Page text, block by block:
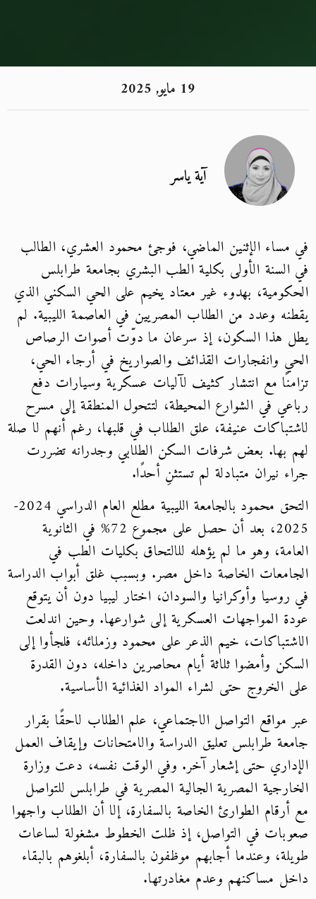
آية ياسر
الإثنين الماضي، فوجئ محمود العشري، الطالب
الأولى بكلية الطب البشري بجامعة طرابلس
بهدوء غير معتاد يخيم على الحي السكني الذي
وعدد من الطلاب المصريين في العاصمة الليبية. لم
هذا السكون، إذ سرعان ما دوّت أصوات الرصاص
وانفجارات القذائف والصواريخ في أرجاء الحي،
مع انتشار كثيف لآليات عسكرية وسيارات دفع
في الشوارع المحيطة، لتتحول المنطقة إلى مسرح
عنيفة، علق الطلاب في قلبها، رغم أنهم لا صلة
بها. بعض شرفات السكن الطلابي وجدرانه تضررت
نيران متبادلة لم تستثنِ أحدًا.
التحق محمود بالجامعة الليبية مطلع العام الدراسي 2024-
2025، بعد أن حصل على مجموع 72% في الثانوية
وهو ما لم يؤهله للالتحاق بكليات الطب في
الخاصة داخل مصر. وبسبب غلق أبواب الدراسة
وأوكرانيا والسودان، اختار ليبيا دون أن يتوقع
المواجهات العسكرية إلى شوارعها. وحين اندلعت
خيم الذعر على محمود وزملائه، فلجأوا إلى
وأمضوا ثلاثة أيام محاصرين داخله، دون القدرة
الخروج حتى لشراء المواد الغذائية الأساسية.
مواقع التواصل الاجتماعي، علم الطلاب لاحقًا بقرار
طرابلس تعليق الدراسة والامتحانات وإيقاف العمل
حتى إشعار آخر. وفي الوقت نفسه، دعت وزارة
المصرية الجالية المصرية في طرابلس للتواصل
الطوارئ الخاصة بالسفارة، إلا أن الطلاب واجهوا
في التواصل، إذ ظلت الخطوط مشغولة لساعات
وعندما أجابهم موظفون بالسفارة، أبلغوهم بالبقاء
مساكنهم وعدم مغادرتها.